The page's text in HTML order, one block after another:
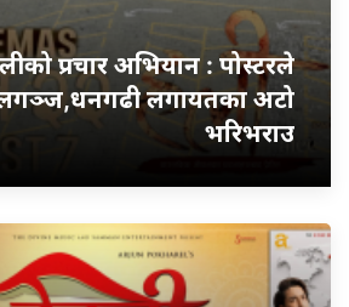
प्रचार अभियान : पोस्टरले
लगायतका अटो
भरिभराउ